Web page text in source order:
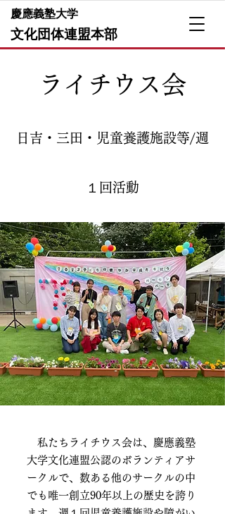
​慶應義塾大学
文化団体連盟本部
​ライチウス会
日吉 ​・三田・児童養護施設等/週
１回活動
私たちライチウス会は、慶應義塾
大学文化連盟公認のボランティアサ
ークルで、数ある他のサークルの中
でも唯一創立90年以上の歴史を誇り